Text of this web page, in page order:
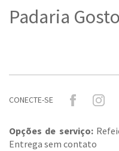
Padaria
CONECTE-SE
Opções de serviço:
Entrega sem contato